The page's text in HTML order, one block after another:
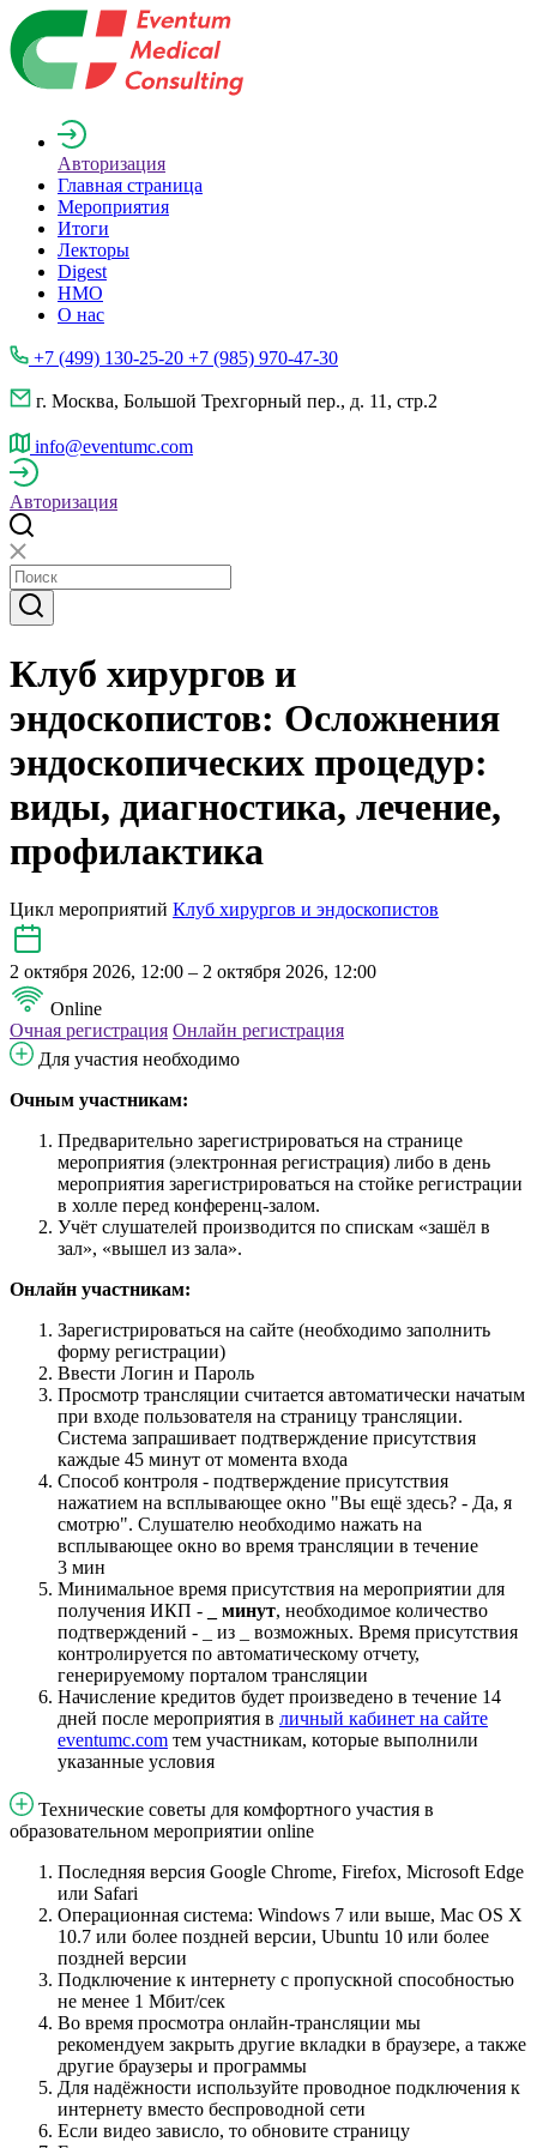
Авторизация
Главная страница
Мероприятия
Итоги
Лекторы
Digest
НМО
О нас
+7 (499) 130-25-20 +7 (985) 970-47-30
г. Москва, Большой Трехгорный пер., д. 11, стр.2
info@eventumc.com
Авторизация
Клуб хирургов и
эндоскопистов: Осложнения
эндоскопических процедур:
виды, диагностика, лечение,
профилактика
Цикл мероприятий Клуб хирургов и эндоскопистов
2 октября 2026, 12:00 – 2 октября 2026, 12:00
Online
Очная регистрация Онлайн регистрация
Для участия необходимо
Очным участникам:
Предварительно зарегистрироваться на странице
мероприятия (электронная регистрация) либо в день
мероприятия зарегистрироваться на стойке регистрации
в холле перед конференц-залом.
Учёт слушателей производится по спискам «зашёл в
зал», «вышел из зала».
Онлайн участникам:
Зарегистрироваться на сайте (необходимо заполнить
форму регистрации)
Ввести Логин и Пароль
Просмотр трансляции считается автоматически начатым
при входе пользователя на страницу трансляции.
Система запрашивает подтверждение присутствия
каждые 45 минут от момента входа
Способ контроля - подтверждение присутствия
нажатием на всплывающее окно "Вы ещё здесь? - Да, я
смотрю". Слушателю необходимо нажать на
всплывающее окно во время трансляции в течение
3 мин
Минимальное время присутствия на мероприятии для
получения ИКП -
_ минут, необходимое количество
подтверждений - _
из _ возможных. Время присутствия
контролируется по автоматическому отчету,
генерируемому порталом трансляции
Начисление кредитов будет произведено в течение 14
дней после мероприятия в личный кабинет на сайте
eventumc.com тем участникам, которые выполнили
указанные условия
Технические советы для комфортного участия в
образовательном мероприятии online
Последняя версия Google Chrome, Firefox, Microsoft Edge
или Safari
Операционная система: Windows 7 или выше, Mac OS X
10.7 или более поздней версии, Ubuntu 10 или более
поздней версии
Подключение к интернету с пропускной способностью
не менее 1 Мбит/сек
Во время просмотра онлайн-трансляции мы
рекомендуем закрыть другие вкладки в браузере, а также
другие браузеры и программы
Для надёжности используйте проводное подключения к
интернету вместо беспроводной сети
Если видео зависло, то обновите страницу